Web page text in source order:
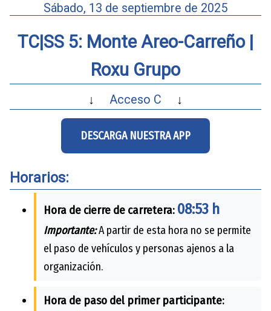
Sábado, 13 de septiembre de 2025
TC|SS 5: Monte Areo-Carreño |
Roxu Grupo
↓ Acceso C ↓
DESCARGA NUESTRA APP
Horarios:
Hora de cierre de carretera: 08:53 h
Importante:A partir de esta hora no se permite
el paso de vehículos y personas ajenos a la
organización.
Hora de paso del primer participante: